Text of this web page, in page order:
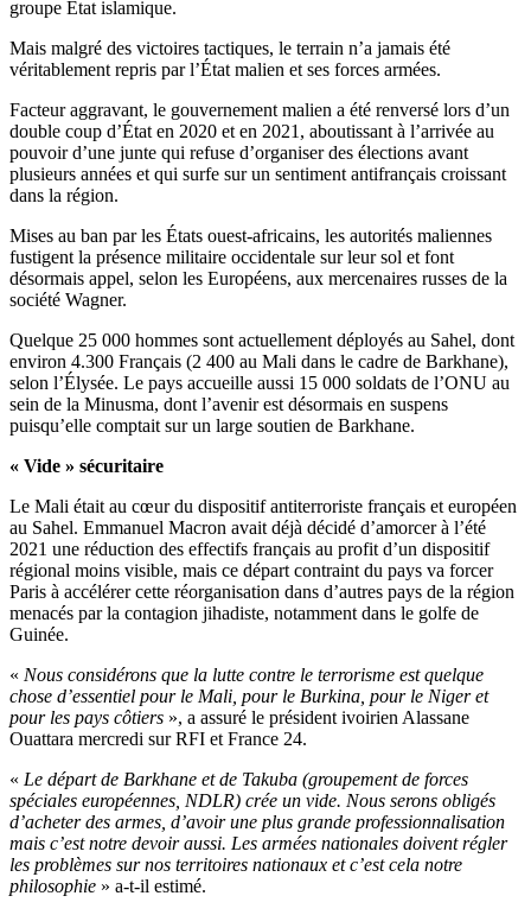
groupe État islamique.
Mais malgré des victoires tactiques, le terrain n’a jamais été
véritablement repris par l’État malien et ses forces armées.
Facteur aggravant, le gouvernement malien a été renversé lors d’un
double coup d’État en 2020 et en 2021, aboutissant à l’arrivée au
pouvoir d’une junte qui refuse d’organiser des élections avant
plusieurs années et qui surfe sur un sentiment antifrançais croissant
dans la région.
Mises au ban par les États ouest-africains, les autorités maliennes
fustigent la présence militaire occidentale sur leur sol et font
désormais appel, selon les Européens, aux mercenaires russes de la
société Wagner.
Quelque 25 000 hommes sont actuellement déployés au Sahel, dont
environ 4.300 Français (2 400 au Mali dans le cadre de Barkhane),
selon l’Élysée. Le pays accueille aussi 15 000 soldats de l’ONU au
sein de la Minusma, dont l’avenir est désormais en suspens
puisqu’elle comptait sur un large soutien de Barkhane.
« Vide » sécuritaire
Le Mali était au cœur du dispositif antiterroriste français et européen
au Sahel. Emmanuel Macron avait déjà décidé d’amorcer à l’été
2021 une réduction des effectifs français au profit d’un dispositif
régional moins visible, mais ce départ contraint du pays va forcer
Paris à accélérer cette réorganisation dans d’autres pays de la région
menacés par la contagion jihadiste, notamment dans le golfe de
Guinée.
« Nous considérons que la lutte contre le terrorisme est quelque
chose d’essentiel pour le Mali, pour le Burkina, pour le Niger et
pour les pays côtiers », a assuré le président ivoirien Alassane
Ouattara mercredi sur RFI et France 24.
« Le départ de Barkhane et de Takuba (groupement de forces
spéciales européennes, NDLR) crée un vide. Nous serons obligés
d’acheter des armes, d’avoir une plus grande professionnalisation
mais c’est notre devoir aussi. Les armées nationales doivent régler
les problèmes sur nos territoires nationaux et c’est cela notre
philosophie » a-t-il estimé.